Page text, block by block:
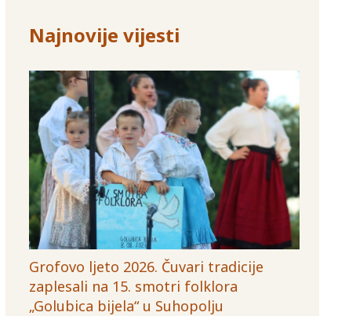
Najnovije vijesti
Grofovo ljeto 2026. Čuvari tradicije
zaplesali na 15. smotri folklora
„Golubica bijela“ u Suhopolju